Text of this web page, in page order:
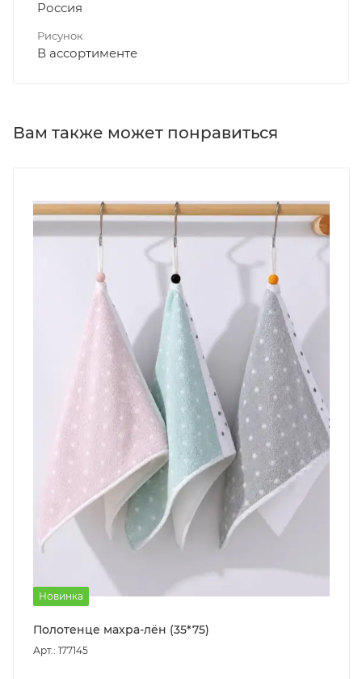
Россия
Рисунок
В ассортименте
Вам также может понравиться
Новинка
Полотенце махра-лён (35*75)
Арт.: 177145